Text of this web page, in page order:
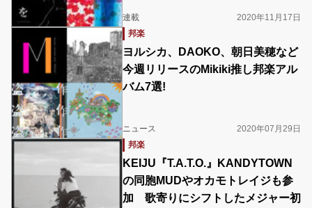
連載
2020年11月17日
邦楽
ヨルシカ、DAOKO、朝日美穂など
今週リリースのMikiki推し邦楽アル
バム7選!
ニュース
2020年07月29日
邦楽
KEIJU『T.A.T.O.』KANDYTOWN
の同胞MUDやオカモトレイジも参
加 歌寄りにシフトしたメジャー初